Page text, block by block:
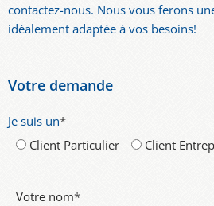
contactez-nous. Nous vous ferons
idéalement adaptée à vos besoins!
Votre demande
Je suis un*
Client Particulier
Client
Votre nom*